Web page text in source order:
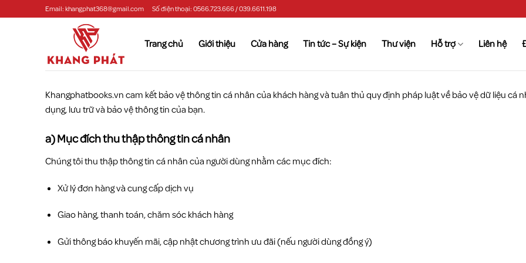
đến
Email: khangphat368@gmail.com Số điện thoại: 0566.723.666 / 039.6611.198
Trang chủ Giới thiệu Cửa hàng Tin tức – Sự kiện Thư viện Hỗ trợ Liên hệ
Khangphatbooks.vn cam kết bảo vệ thông tin cá nhân của khách hàng và tuân thủ quy định pháp luật về bảo vệ dữ liệu cá
dụng, lưu trữ và bảo vệ thông tin của bạn.
a) Mục đích thu thập thông tin cá nhân
Chúng tôi thu thập thông tin cá nhân của người dùng nhằm các mục đích:
Xử lý đơn hàng và cung cấp dịch vụ
Giao hàng, thanh toán, chăm sóc khách hàng
Gửi thông báo khuyến mãi, cập nhật chương trình ưu đãi (nếu người dùng đồng ý)